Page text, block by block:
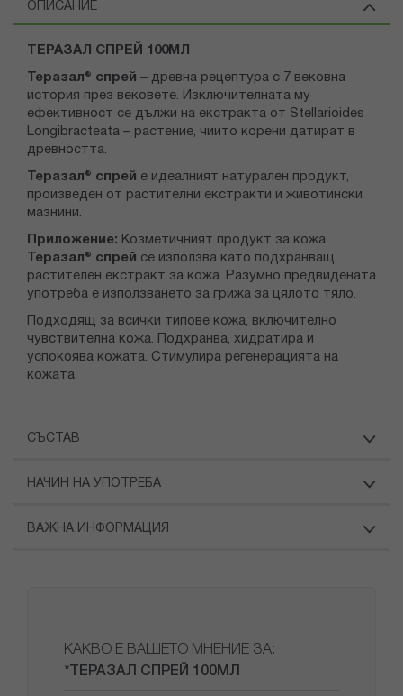
ОПИСАНИЕ
ТЕРАЗАЛ СПРЕЙ 100МЛ
Теразал® спрей – древна рецептура с 7 вековна
история през вековете. Изключителната му
ефективност се дължи на екстракта от Stellarioides
Longibracteata – растение, чиито корени датират в
древността.
Теразал® спрей е идеалният натурален продукт,
произведен от растителни екстракти и животински
мазнини.
Приложение: Козметичният продукт за кожа
Теразал® спрей се използва като подхранващ
растителен екстракт за кожа. Разумно предвидената
употреба е използването за грижа за цялото тяло.
Подходящ за всички типове кожа, включително
чувствителна кожа. Подхранва, хидратира и
успокоява кожата. Стимулира регенерацията на
кожата.
СЪСТАВ
НАЧИН НА УПОТРЕБА
ВАЖНА ИНФОРМАЦИЯ
КАКВО Е ВАШЕТО МНЕНИЕ ЗА:
*ТЕРАЗАЛ СПРЕЙ 100МЛ